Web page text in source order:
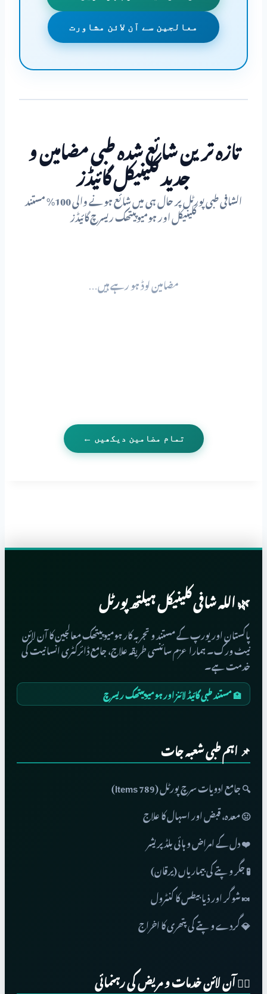
معالجین سے آن لائن مشاورت
تازہ ترین شائع شدہ طبی مضامین و
جدید کلینیکل گائیڈز
الشافی طبی پورٹل پر حال ہی میں شائع ہونے والی 100% مستند
کلینیکل اور ہومیوپیتھک ریسرچ گائیڈز
مضامین لوڈ ہو رہے ہیں…
تمام مضامین دیکھیں ←
🌿 اللہ شافی کلینیکل ہیلتھ پورٹل
پاکستان اور یورپ کے مستند و تجربہ کار ہومیوپیتھک معالجین کا آن لائن
نیٹ ورک۔ ہمارا عزم سائنسی طریقہ علاج، جامع ڈائرکٹری انسانیت کی
خدمت ہے۔
🏥 مستند طبی گائیڈ لائنز اور ہومیوپیتھک ریسرچ
📌 اہم طبی شعبہ جات
🔍 جامع ادویات سرچ پورٹل (789 Items)
🤢 معدہ، قبض اور اسہال کا علاج
❤️ دل کے امراض و ہائی بلڈ پریشر
🧪 جگر و پتے کی بیماریاں (یرقان)
🍬 شوگر اور ذیابیطس کا کنٹرول
💎 گردے و پتے کی پتھری کا اخراج
👨‍⚕️ آن لائن خدمات و مریض کی رہنمائی